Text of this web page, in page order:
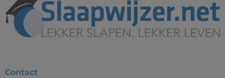
Contact